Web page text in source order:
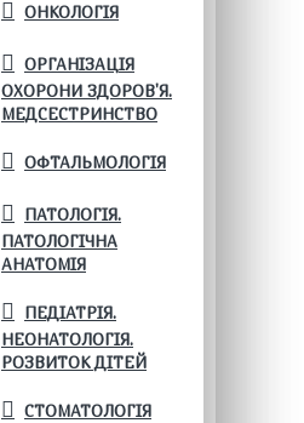
ОНКОЛОГІЯ
ОРГАНІЗАЦІЯ
ОХОРОНИ ЗДОРОВ'Я.
МЕДСЕСТРИНСТВО
ОФТАЛЬМОЛОГІЯ
ПАТОЛОГІЯ.
ПАТОЛОГІЧНА
АНАТОМІЯ
ПЕДІАТРІЯ.
НЕОНАТОЛОГІЯ.
РОЗВИТОК ДІТЕЙ
СТОМАТОЛОГІЯ